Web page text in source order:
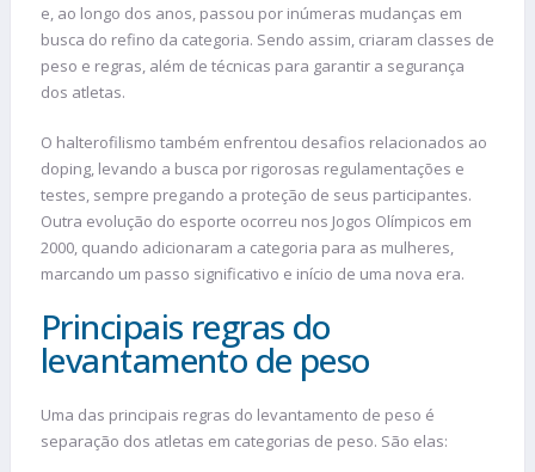
e, ao longo dos anos, passou por inúmeras mudanças em
busca do refino da categoria. Sendo assim, criaram classes de
peso e regras, além de técnicas para garantir a segurança
dos atletas.
O halterofilismo também enfrentou desafios relacionados ao
doping, levando a busca por rigorosas regulamentações e
testes, sempre pregando a proteção de seus participantes.
Outra evolução do esporte ocorreu nos Jogos Olímpicos em
2000, quando adicionaram a categoria para as mulheres,
marcando um passo significativo e início de uma nova era.
Principais regras do
levantamento de peso
Uma das principais regras do levantamento de peso é
separação dos atletas em categorias de peso. São elas: